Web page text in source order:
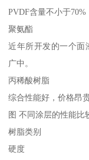
PVDF含量不小于
聚氨酯
近年所开发的一个面
广中。
丙稀酸树脂
综合性能好，价格昂
图 不同涂层的性能比
树脂类别
硬度